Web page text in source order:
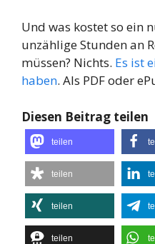
Und was kostet so ein
unzählige Stunden an
müssen? Nichts. Es ist
haben. Als PDF oder
Diesen Beitrag teilen
teilen
teilen
teilen
teilen